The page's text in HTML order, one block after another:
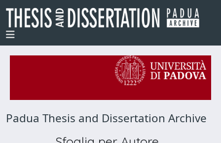
Padua Thesis and Dissertation Archive